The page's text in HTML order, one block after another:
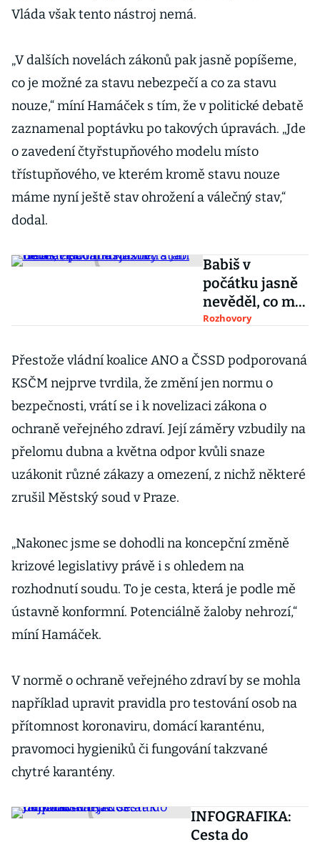
Vláda však tento nástroj nemá.
„V dalších novelách zákonů pak jasně popíšeme,
co je možné za stavu nebezpečí a co za stavu
nouze,“ míní Hamáček s tím, že v politické debatě
zaznamenal poptávku po takových úpravách. „Jde
o zavedení čtyřstupňového modelu místo
třístupňového, ve kterém kromě stavu nouze
máme nyní ještě stav ohrožení a válečný stav,“
dodal.
Babiš v
počátku jasně
nevěděl, co má
krizový štáb
ministr vnitra
Jan Hamáček
Rozhovory
Přestože vládní koalice ANO a ČSSD podporovaná
KSČM nejprve tvrdila, že změní jen normu o
bezpečnosti, vrátí se i k novelizaci zákona o
ochraně veřejného zdraví. Její záměry vzbudily na
přelomu dubna a května odpor kvůli snaze
uzákonit různé zákazy a omezení, z nichž některé
zrušil Městský soud v Praze.
„Nakonec jsme se dohodli na koncepční změně
krizové legislativy právě i s ohledem na
rozhodnutí soudu. To je cesta, která je podle mě
ústavně konformní. Potenciálně žaloby nehrozí,“
míní Hamáček.
V normě o ochraně veřejného zdraví by se mohla
například upravit pravidla pro testování osob na
přítomnost koronaviru, domácí karanténu,
pravomoci hygieniků či fungování takzvané
chytré karantény.
INFOGRAFIKA:
Cesta do